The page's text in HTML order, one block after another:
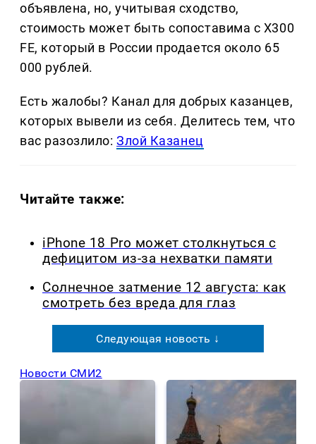
объявлена, но, учитывая сходство,
стоимость может быть сопоставима с X300
FE, который в России продается около 65
000 рублей.
Есть жалобы? Канал для добрых казанцев,
которых вывели из себя. Делитеcь тем, что
вас разозлило:Злой Казанец
Читайте также:
iPhone 18 Pro может столкнуться с
дефицитом из-за нехватки памяти
Солнечное затмение 12 августа: как
смотреть без вреда для глаз
Следующая новость ↓
Новости СМИ2